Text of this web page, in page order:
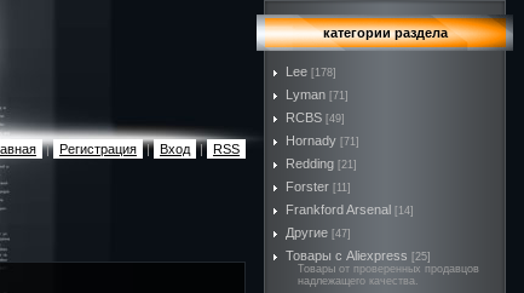
| Регистрация | Вход | RSS
категории раздела
Lee [178]
Lyman [71]
RCBS [49]
Hornady [71]
Redding [21]
Forster [11]
Frankford Arsenal [14]
Другие [47]
Товары с Aliexpress [25]
Товары от проверенных продавцов
надлежащего качества.